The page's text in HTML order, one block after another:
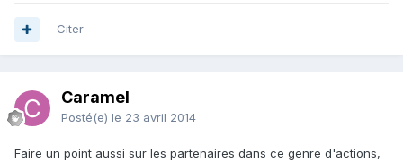
Citer
Caramel
Posté(e) le 23 avril 2014
Faire un point aussi sur les partenaires dans ce genre d'actions,